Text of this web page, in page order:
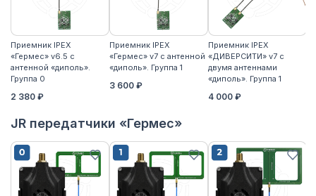
Приемник IPEX
«Гермес» v6.5 с
антенной «диполь».
Группа 0
2 380 ₽
Приемник IPEX
«Гермес» v7 с антенной
«диполь». Группа 1
3 600 ₽
Приемник IPEX
«ДИВЕРСИТИ» v7 с
двумя антеннами
«диполь». Группа 1
4 000 ₽
JR передатчики «Гермес»